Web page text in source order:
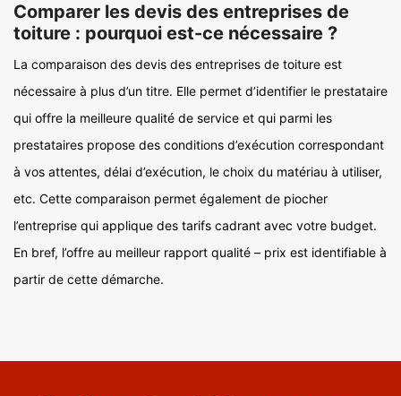
Comparer les devis des entreprises de
toiture : pourquoi est-ce nécessaire ?
La comparaison des devis des entreprises de toiture est
nécessaire à plus d’un titre. Elle permet d’identifier le prestataire
qui offre la meilleure qualité de service et qui parmi les
prestataires propose des conditions d’exécution correspondant
à vos attentes, délai d’exécution, le choix du matériau à utiliser,
etc. Cette comparaison permet également de piocher
l’entreprise qui applique des tarifs cadrant avec votre budget.
En bref, l’offre au meilleur rapport qualité – prix est identifiable à
partir de cette démarche.